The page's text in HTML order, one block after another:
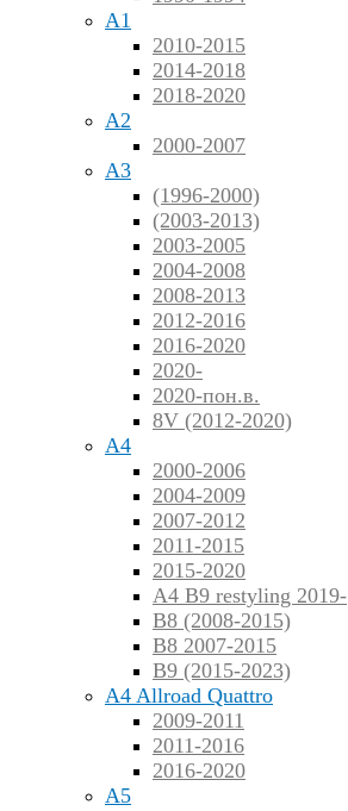
A1
2010-2015
2014-2018
2018-2020
A2
2000-2007
A3
(1996-2000)
(2003-2013)
2003-2005
2004-2008
2008-2013
2012-2016
2016-2020
2020-
2020-пон.в.
8V (2012-2020)
A4
2000-2006
2004-2009
2007-2012
2011-2015
2015-2020
A4 B9 restyling 2019-
B8 (2008-2015)
B8 2007-2015
B9 (2015-2023)
A4 Allroad Quattro
2009-2011
2011-2016
2016-2020
A5